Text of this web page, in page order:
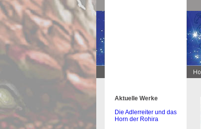
Aktuelle Werke
Die Adlerreiter und das
Horn der Rohira